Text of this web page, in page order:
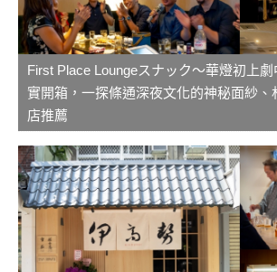
First Place Loungeスナック～華燈初上
實開箱，一探條通深夜文化的神秘面紗、
店推薦